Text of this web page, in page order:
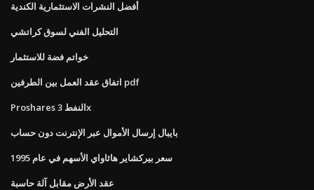
أفضل النشرات الاستثمارية الكندية
التحليل الفني لسوق كراتشي
خواتم فضة للاستثمار
اتفاق عقد العمل بين الطرفين pdf
Proshares النفط 3x
بايبال إرسال الأموال عبر الإنترنت دون حساب
سعر بيركشاير هاثاواي الأسهم في عام 1995
عقد الأرض مقابل آلة حاسبة